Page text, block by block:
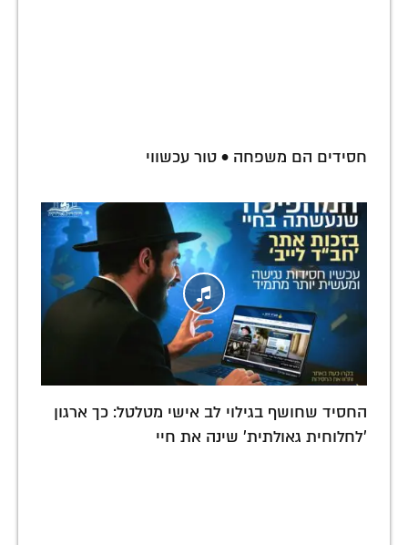
חסידים הם משפחה • טור עכשווי
החסיד שחושף בגילוי לב אישי מטלטל: כך ארגון
'לחלוחית גאולתית' שינה את חיי